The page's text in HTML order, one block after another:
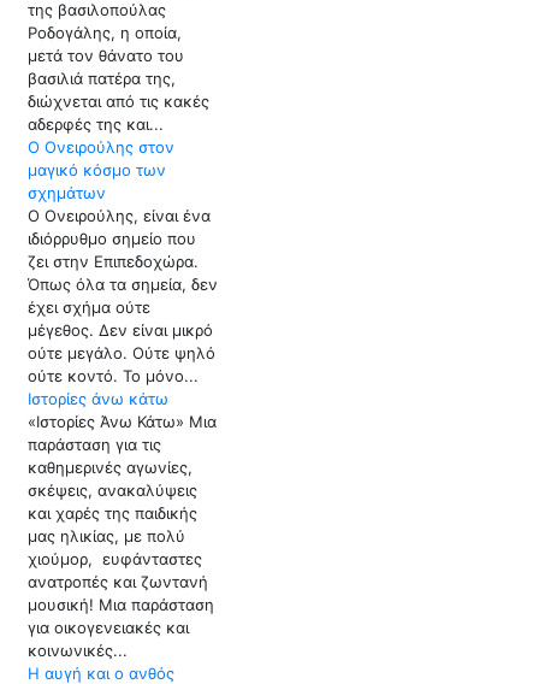
της βασιλοπούλας
Ροδογάλης, η οποία,
μετά τον θάνατο του
βασιλιά πατέρα της,
διώχνεται από τις κακές
αδερφές της και...
Ο Ονειρούλης στον
μαγικό κόσμο των
σχημάτων
Ο Ονειρούλης, είναι ένα
ιδιόρρυθμο σημείο που
ζει στην Επιπεδοχώρα.
Όπως όλα τα σημεία, δεν
έχει σχήμα ούτε
μέγεθος. Δεν είναι μικρό
ούτε μεγάλο. Ούτε ψηλό
ούτε κοντό. Το μόνο...
Ιστορίες άνω κάτω
«Ιστορίες Άνω Κάτω» Μια
παράσταση για τις
καθημερινές αγωνίες,
σκέψεις, ανακαλύψεις
και χαρές της παιδικής
μας ηλικίας, με πολύ
χιούμορ, ευφάνταστες
ανατροπές και ζωντανή
μουσική! Μια παράσταση
για οικογενειακές και
κοινωνικές...
Η αυγή και ο ανθός